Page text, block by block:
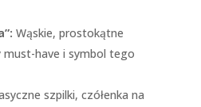
Wąskie, prostokątne
have i symbol tego
szpilki, czółenka na